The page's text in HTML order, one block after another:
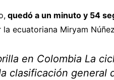
quedó a un minuto y 54
ecuatoriana Miryam Núñez
en Colombia La
clasificación general